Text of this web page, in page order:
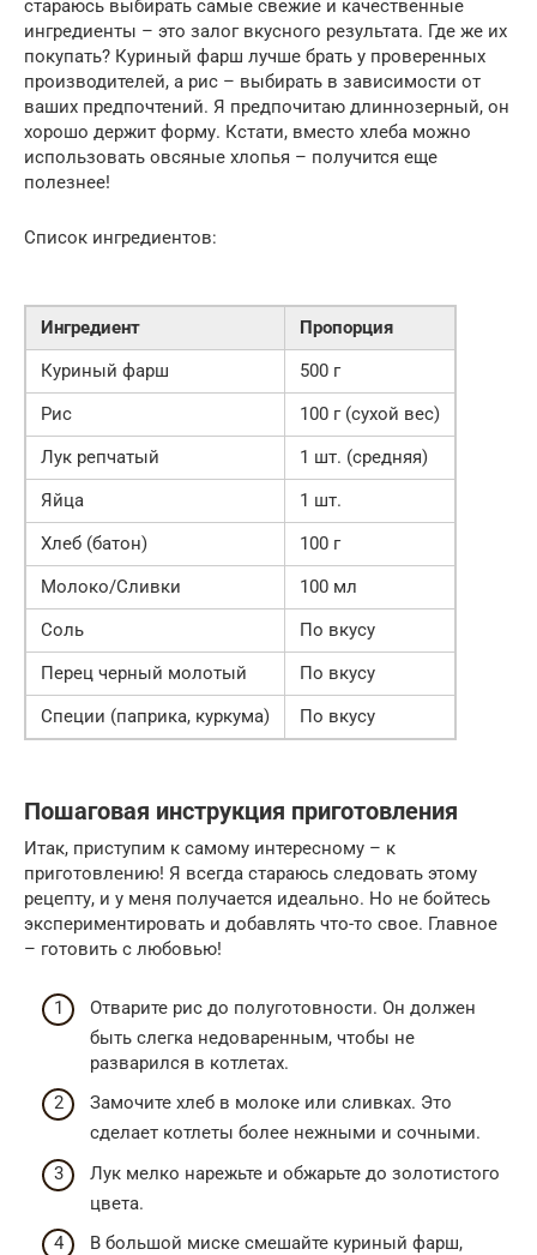
стараюсь выбирать самые свежие и качественные
ингредиенты – это залог вкусного результата. Где же их
покупать? Куриный фарш лучше брать у проверенных
производителей, а рис – выбирать в зависимости от
ваших предпочтений. Я предпочитаю длиннозерный, он
хорошо держит форму. Кстати, вместо хлеба можно
использовать овсяные хлопья – получится еще
полезнее!
Список ингредиентов:
Ингредиент
Пропорция
Куриный фарш
500 г
Рис
100 г (сухой вес)
Лук репчатый
1 шт. (средняя)
Яйца
1 шт.
Хлеб (батон)
100 г
Молоко/Сливки
100 мл
Соль
По вкусу
Перец черный молотый
По вкусу
Специи (паприка, куркума)
По вкусу
Пошаговая инструкция приготовления
Итак, приступим к самому интересному – к
приготовлению! Я всегда стараюсь следовать этому
рецепту, и у меня получается идеально. Но не бойтесь
экспериментировать и добавлять что-то свое. Главное
– готовить с любовью!
Отварите рис до полуготовности. Он должен
быть слегка недоваренным, чтобы не
разварился в котлетах.
Замочите хлеб в молоке или сливках. Это
сделает котлеты более нежными и сочными.
Лук мелко нарежьте и обжарьте до золотистого
цвета.
В большой миске смешайте куриный фарш,